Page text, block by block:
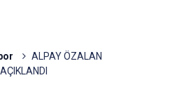
ALPAY ÖZALAN